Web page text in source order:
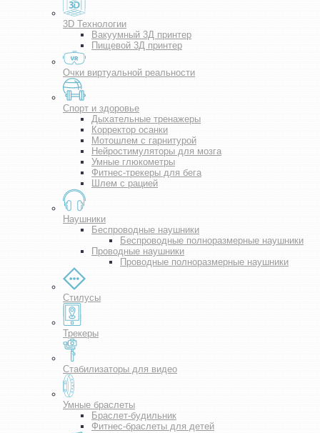
3D Технологии
Вакуумный 3Д принтер
Пищевой 3Д принтер
Очки виртуальной реальности
Спорт и здоровье
Дыхательные тренажеры
Корректор осанки
Мотошлем с гарнитурой
Нейростимуляторы для мозга
Умные глюкометры
Фитнес-трекеры для бега
Шлем с рацией
Наушники
Беспроводные наушники
Беспроводные полноразмерные наушники
Проводные наушники
Проводные полноразмерные наушники
Стилусы
Трекеры
Стабилизаторы для видео
Умные браслеты
Браслет-будильник
Фитнес-браслеты для детей